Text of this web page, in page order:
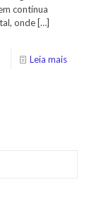
contínua
onde […]
Leia mais